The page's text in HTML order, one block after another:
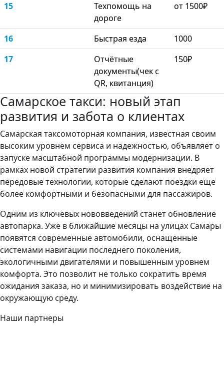
15
Техпомощь на
дороге
от 1500₽
16 Быстрая езда
1000
17
Отчётные
документы(чек с
QR, квитанция)
150₽
Самарское такси: новый этап
развития и забота о клиентах
Самарская таксомоторная компания, известная своим
высоким уровнем сервиса и надежностью, объявляет о
запуске масштабной программы модернизации. В
рамках новой стратегии развития компания внедряет
передовые технологии, которые сделают поездки еще
более комфортными и безопасными для пассажиров.
Одним из ключевых нововведений станет обновление
автопарка. Уже в ближайшие месяцы на улицах Самары
появятся современные автомобили, оснащенные
системами навигации последнего поколения,
экологичными двигателями и повышенным уровнем
комфорта. Это позволит не только сократить время
ожидания заказа, но и минимизировать воздействие на
окружающую среду.
Наши партнеры